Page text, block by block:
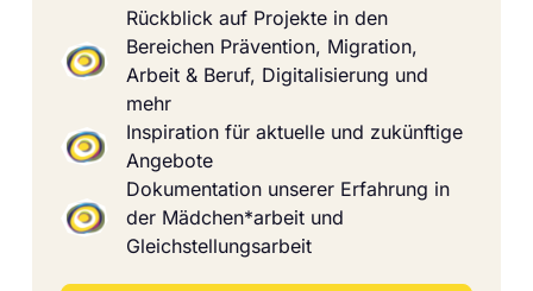
Rückblick auf Projekte in den
Bereichen Prävention, Migration,
Arbeit & Beruf, Digitalisierung und
mehr
Inspiration für aktuelle und zukünftige
Angebote
Dokumentation unserer Erfahrung in
der Mädchen*arbeit und
Gleichstellungsarbeit